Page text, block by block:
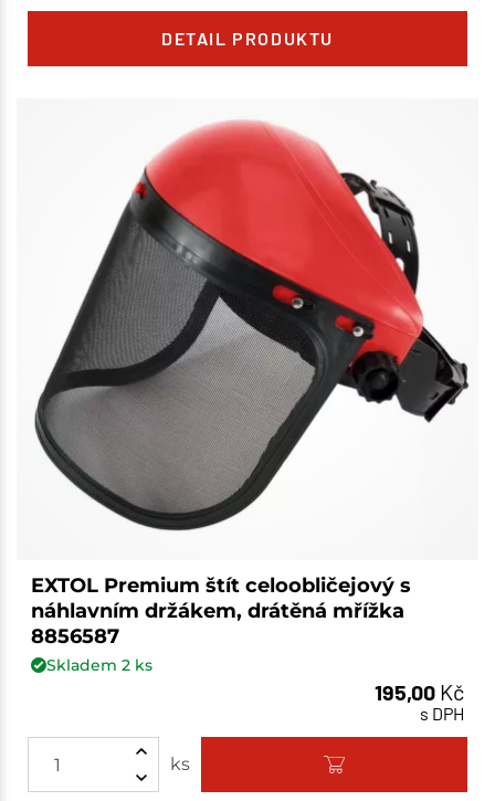
DETAIL PRODUKTU
EXTOL Premium štít celoobličejový s
náhlavním držákem, drátěná mřížka
8856587
Skladem 2ks
195,00 Kč
s DPH
ks